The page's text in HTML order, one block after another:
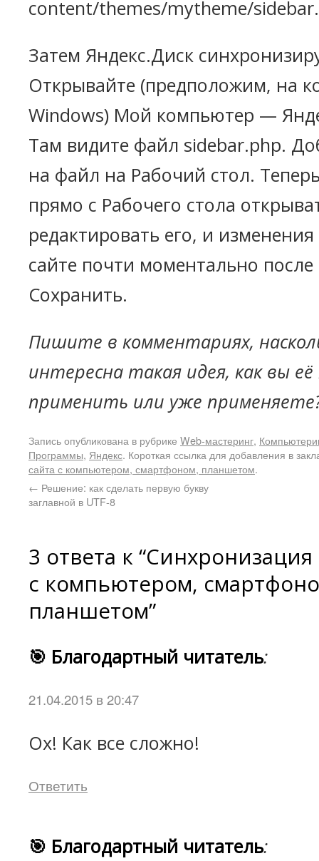
content/themes/mytheme/
Затем Яндекс.Диск
Открывайте (предположим, на
Windows) Мой компьютер —
Там видите файл sidebar.php.
на файл на Рабочий стол.
прямо с Рабочего стола
редактировать его, и
сайте почти моментально
Сохранить.
Пишите в комментариях,
интересна такая идея, как вы
применить или уже
Запись опубликована в рубрике Web-мастеринг,
Программы, Яндекс. Короткая ссылка для добавления в
сайта с компьютером, смартфоном, планшетом.
← Решение: как сделать первую букву
заглавной в UTF-8
3 ответа к
с компьютером,
планшетом”
🎯 Благодартный читатель:
21.04.2015 в 20:47
Ох! Как все сложно!
Ответить
🎯 Благодартный читатель: